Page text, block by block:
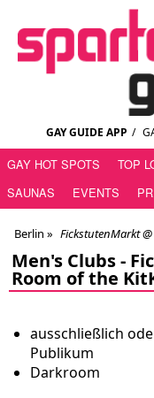
GAY GUIDE APP /
GAY HOT SPOTS TOP
SAUNAS
EVENTS
Berlin » FickstutenMarkt
Men's Clubs -
Room of the
ausschließlich
Publikum
Darkroom